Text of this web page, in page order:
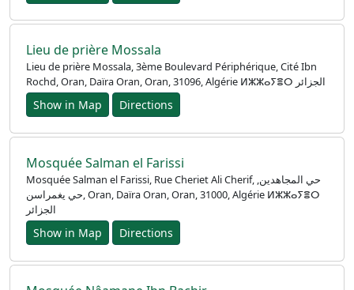
Lieu de prière Mossala
Lieu de prière Mossala, 3ème Boulevard Périphérique, Cité Ibn
Rochd, Oran, Daïra Oran, Oran, 31096, Algérie ⵍⵣⵣⴰⵢⴻⵔ الجزائر
Show in Map Directions
Mosquée Salman el Farissi
Mosquée Salman el Farissi, Rue Cheriet Ali Cherif, حي المجاهدين,
حي يغمراسن, Oran, Daïra Oran, Oran, 31000, Algérie ⵍⵣⵣⴰⵢⴻⵔ
الجزائر
Show in Map Directions